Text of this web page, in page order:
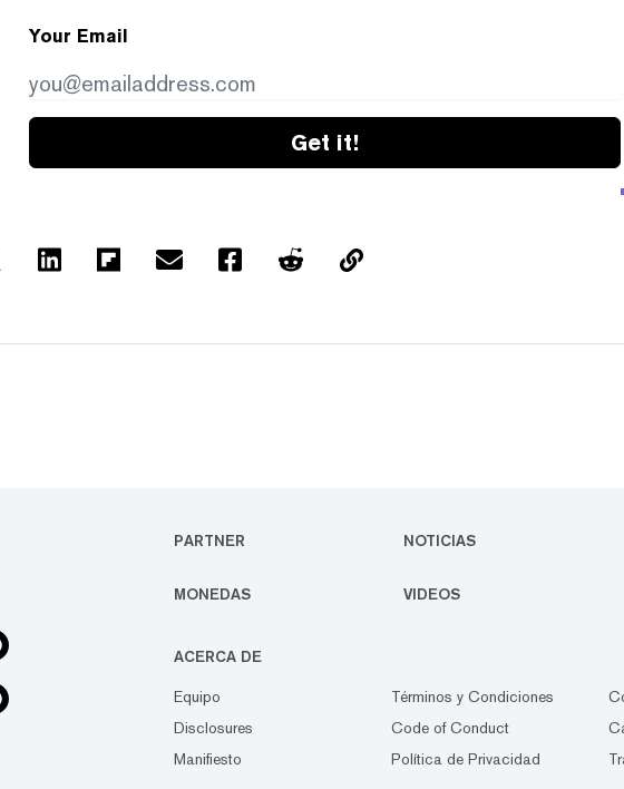
Your Email
Get it!
PARTNER NOTICIAS
MONEDAS VIDEOS
ACERCA DE
Equipo
Disclosures
Manifiesto
Términos y Condiciones
Code of Conduct
Política de Privacidad